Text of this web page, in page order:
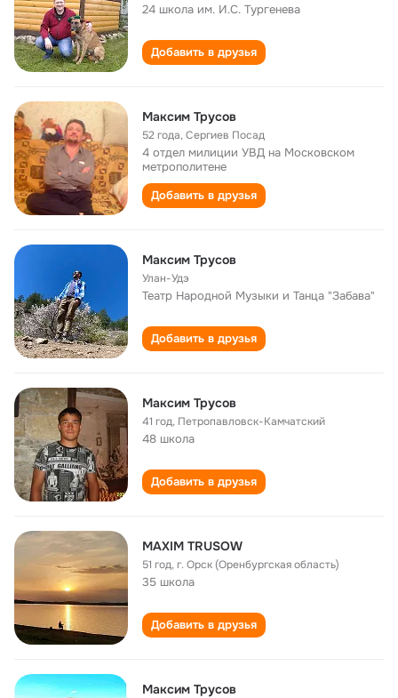
24 школа им. И.С. Тургенева
Добавить в друзья
Максим Трусов
52 года,Сергиев Посад
4 отдел милиции УВД на Московском
метрополитене
Добавить в друзья
Максим Трусов
Улан-Удэ
Театр Народной Музыки и Танца "Забава"
Добавить в друзья
Максим Трусов
41 год, Петропавловск-Камчатский
48 школа
Добавить в друзья
MAXIM TRUSOW
51 год,г. Орск (Оренбургская область)
35 школа
Добавить в друзья
Максим Трусов